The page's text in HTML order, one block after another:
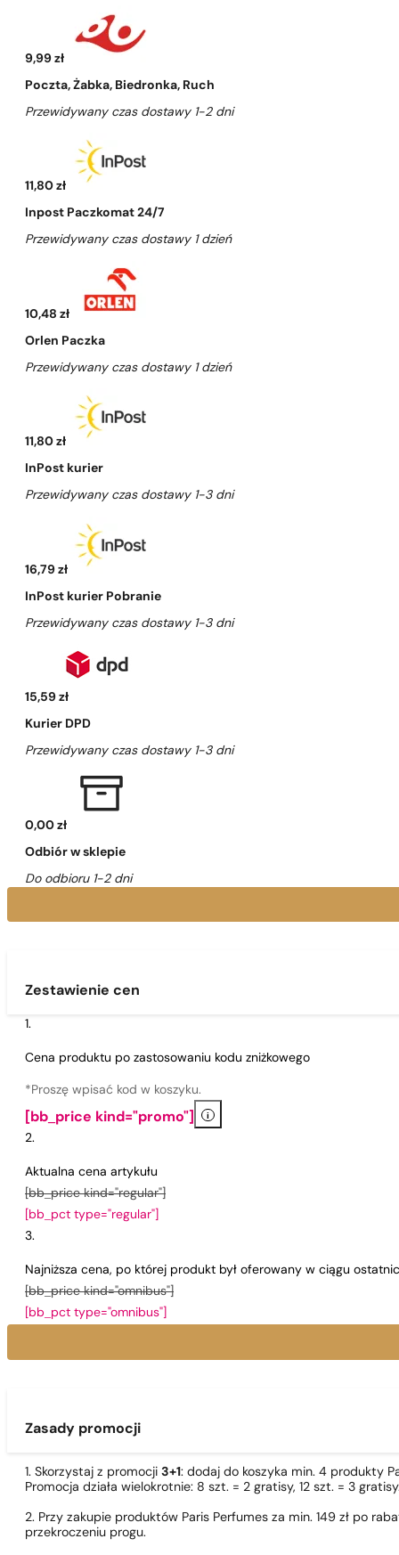
9,99 zł
Poczta, Żabka, Biedronka, Ruch
Przewidywany czas dostawy 1-2 dni
11,80 zł
Inpost Paczkomat 24/7
Przewidywany czas dostawy 1 dzień
10,48 zł
Orlen Paczka
Przewidywany czas dostawy 1 dzień
11,80 zł
InPost kurier
Przewidywany czas dostawy 1-3 dni
16,79 zł
InPost kurier Pobranie
Przewidywany czas dostawy 1-3 dni
15,59 zł
Kurier DPD
Przewidywany czas dostawy 1-3 dni
0,00 zł
Odbiór w sklepie
Do odbioru 1-2 dni
Zestawienie cen
Cena produktu po zastosowaniu kodu zniżkowego
*Proszę wpisać kod w koszyku.
[bb_price kind="promo"] i
Aktualna cena artykułu
[bb_price kind="regular"]
[bb_pct type="regular"]
Najniższa cena, po której produkt był oferowany w ciągu
[bb_price kind="omnibus"]
[bb_pct type="omnibus"]
Zasady promocji
1. Skorzystaj z promocji 3+1: dodaj do koszyka min. 4 produkty
Promocja działa wielokrotnie: 8 szt. = 2 gratisy, 12 szt. = 3
2. Przy zakupie produktów Paris Perfumes za min. 149 zł po
przekroczeniu progu.